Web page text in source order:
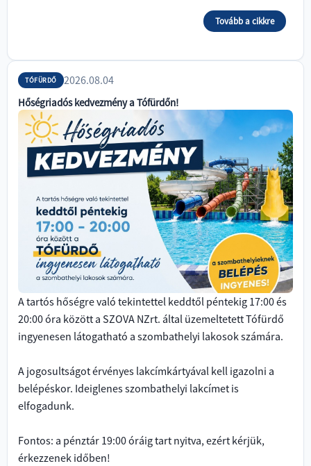
Tovább a cikkre
TÓFÜRDŐ 2026.08.04
Hőségriadós kedvezmény a Tófürdőn!
A tartós hőségre való tekintettel keddtől péntekig 17:00 és
20:00 óra között a SZOVA NZrt. által üzemeltetett Tófürdő
ingyenesen látogatható a szombathelyi lakosok számára.
A jogosultságot érvényes lakcímkártyával kell igazolni a
belépéskor. Ideiglenes szombathelyi lakcímet is
elfogadunk.
Fontos: a pénztár 19:00 óráig tart nyitva, ezért kérjük,
érkezzenek időben!